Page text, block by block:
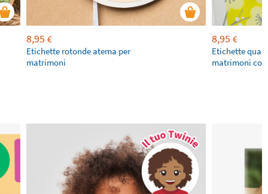
8,95 €
Etichette rotonde atema per
matrimoni
8,95 €
Etichette
matrimoni